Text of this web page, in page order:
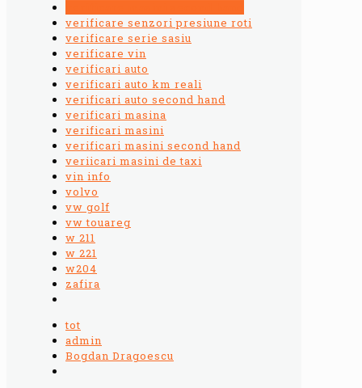
verificare senzori presiune roti
verificare serie sasiu
verificare vin
verificari auto
verificari auto km reali
verificari auto second hand
verificari masina
verificari masini
verificari masini second hand
veriicari masini de taxi
vin info
volvo
vw golf
vw touareg
w 211
w 221
w204
zafira
tot
admin
Bogdan Dragoescu